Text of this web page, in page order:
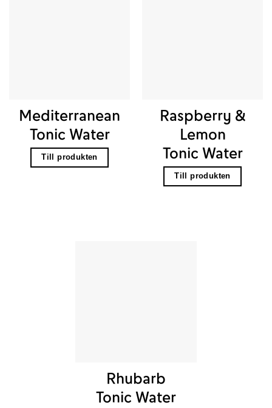
Mediterranean
Tonic Water
Till produkten
Raspberry &
Lemon
Tonic Water
Till produkten
Rhubarb
Tonic Water